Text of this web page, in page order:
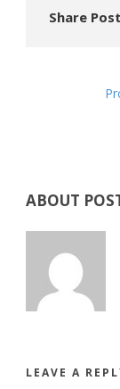
Share
ABOUT
LEAVE A